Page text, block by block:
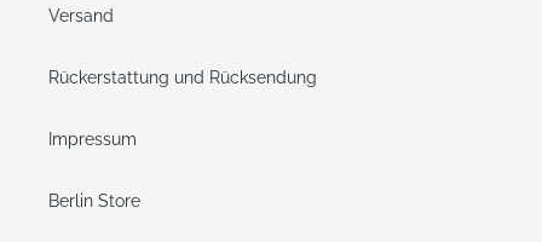
Versand
Rückerstattung und Rücksendung
Impressum
Berlin Store